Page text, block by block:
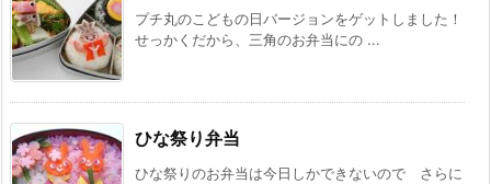
プチ丸のこどもの日バージョンをゲットしました！
せっかくだから、三角のお弁当にの ...
ひな祭り弁当
ひな祭りのお弁当は今日しかできないので さらに